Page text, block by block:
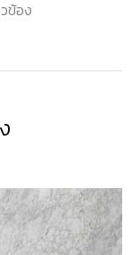
ข้อง